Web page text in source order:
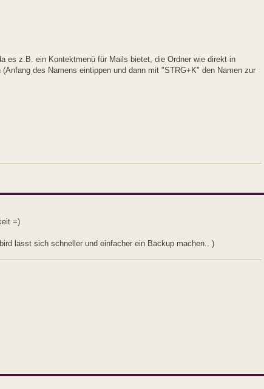
es z.B. ein Kontektmenü für Mails bietet, die Ordner wie direkt in
des Namens eintippen und dann mit "STRG+K" den Namen zur
=)
lässt sich schneller und einfacher ein Backup machen.. )